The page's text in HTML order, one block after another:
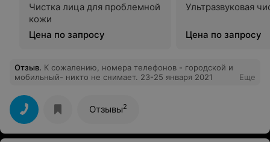
Чистка лица для проблемной
кожи
Цена по запросу
Ультразвуковая
Цена по запросу
Отзыв. К сожалению, номера телефонов - городской и
мобильный- никто не снимает. 23-25 января 2021
Еще
Отзывы2